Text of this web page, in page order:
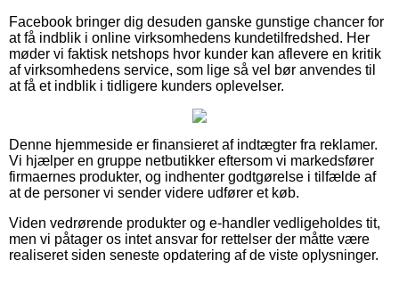
Facebook bringer dig desuden ganske gunstige chancer for
at få indblik i online virksomhedens kundetilfredshed. Her
møder vi faktisk netshops hvor kunder kan aflevere en kritik
af virksomhedens service, som lige så vel bør anvendes til
at få et indblik i tidligere kunders oplevelser.
Denne hjemmeside er finansieret af indtægter fra reklamer.
Vi hjælper en gruppe netbutikker eftersom vi markedsfører
firmaernes produkter, og indhenter godtgørelse i tilfælde af
at de personer vi sender videre udfører et køb.
Viden vedrørende produkter og e-handler vedligeholdes tit,
men vi påtager os intet ansvar for rettelser der måtte være
realiseret siden seneste opdatering af de viste oplysninger.